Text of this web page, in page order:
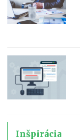
Inšpirácia